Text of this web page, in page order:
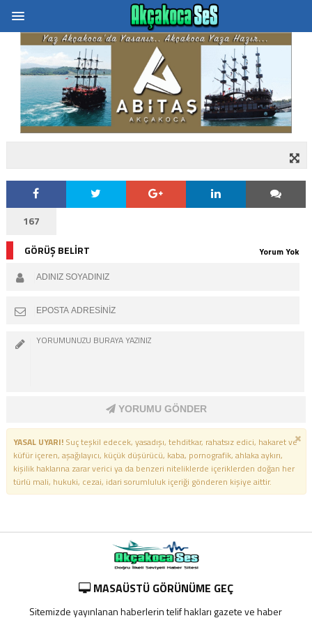
167
GÖRÜŞ BELİRT
Yorum Yok
YORUMU GÖNDER
YASAL UYARI!Suç teşkil edecek, yasadışı, tehditkar, rahatsız edici, hakaret ve
küfür içeren, aşağılayıcı, küçük düşürücü, kaba, pornografik, ahlaka aykırı,
kişilik haklarına zarar verici ya da benzeri niteliklerde içeriklerden doğan her
türlü mali, hukuki, cezai, idari sorumluluk içeriği gönderen kişiye aittir.
MASAÜSTÜ GÖRÜNÜME GEÇ
Sitemizde yayınlanan haberlerin telif hakları gazete ve haber